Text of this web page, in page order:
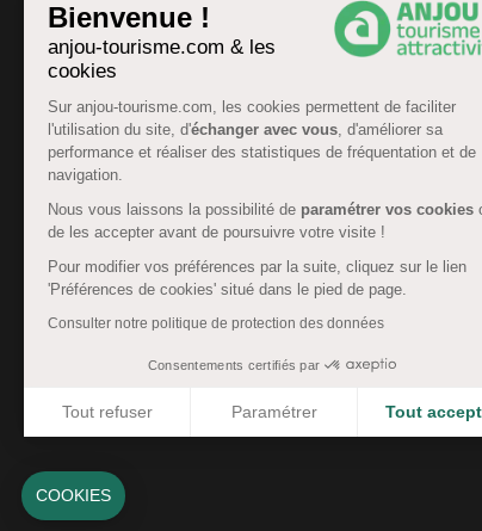
Bienvenue !
anjou-tourisme.com & les
cookies
Sur anjou-tourisme.com, les cookies permettent de faciliter
l'utilisation du site, d'échanger avec vous, d'améliorer sa
performance et réaliser des statistiques de fréquentation et de
navigation.
Nous vous laissons la possibilité de paramétrer vos cookies
de les accepter avant de poursuivre votre visite !
Pour modifier vos préférences par la suite, cliquez sur le lien
'Préférences de cookies' situé dans le pied de page.
Consulter notre politique de protection des données
Consentements certifiés par
Tout refuser Paramétrer Tout
Notre plateforme vous permet d'adapter et de
COOKIES
CGU Réservation-Accessibilité : partiellement